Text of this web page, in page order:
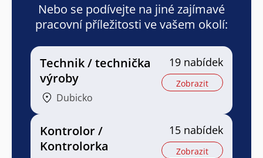
Nebo se podívejte na jiné zajímavé
pracovní příležitosti ve vašem okolí:
Technik / technička
výroby
Dubicko
19 nabídek
Zobrazit
Kontrolor /
Kontrolorka
15 nabídek
Zobrazit